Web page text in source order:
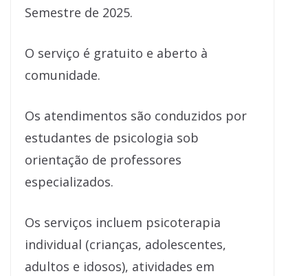
Semestre de 2025.
O serviço é gratuito e aberto à
comunidade.
Os atendimentos são conduzidos por
estudantes de psicologia sob
orientação de professores
especializados.
Os serviços incluem psicoterapia
individual (crianças, adolescentes,
adultos e idosos), atividades em